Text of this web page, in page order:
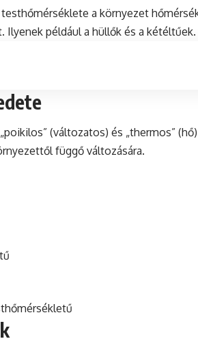
a környezet
Ilyenek például a hüllők és a kétéltűek.
(változatos) és „thermos” (hő
függő változására.